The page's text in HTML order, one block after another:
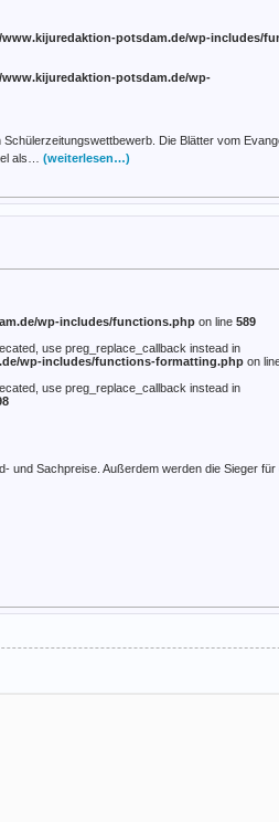
www.kijuredaktion-potsdam.de/wp-includes/
www.kijuredaktion-potsdam.de/wp-
Schülerzeitungswettbewerb. Die Blätter vom
als… (weiterlesen…)
wp-includes/functions.php on line 589
use preg_replace_callback instead in
wp-includes/functions-formatting.php on
use preg_replace_callback instead in
und Sachpreise. Außerdem werden die Sieger